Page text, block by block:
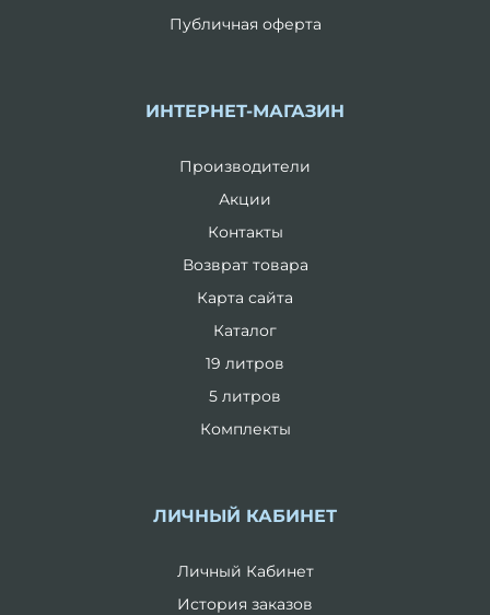
Публичная оферта
ИНТЕРНЕТ-МАГАЗИН
Производители
Акции
Контакты
Возврат товара
Карта сайта
Каталог
19 литров
5 литров
Комплекты
ЛИЧНЫЙ КАБИНЕТ
Личный Кабинет
История заказов